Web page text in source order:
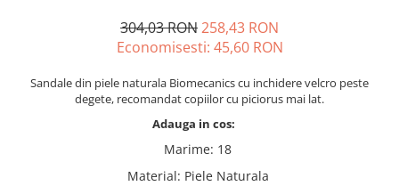
304,03 RON258,43 RON
Economisesti: 45,60 RON
Sandale din piele naturala Biomecanics cu inchidere velcro peste
degete, recomandat copiilor cu piciorus mai lat.
Adauga in cos:
Marime: 18
Material: Piele Naturala